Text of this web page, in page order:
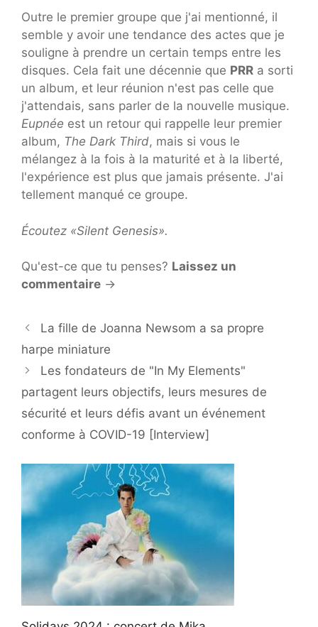
Outre le premier groupe que j'ai mentionné, il
semble y avoir une tendance des actes que je
souligne à prendre un certain temps entre les
disques. Cela fait une décennie que PRR a sorti
un album, et leur réunion n'est pas celle que
j'attendais, sans parler de la nouvelle musique.
Eupnée est un retour qui rappelle leur premier
album, The Dark Third, mais si vous le
mélangez à la fois à la maturité et à la liberté,
l'expérience est plus que jamais présente. J'ai
tellement manqué ce groupe.
Écoutez «Silent Genesis».
Qu'est-ce que tu penses? Laissez un
commentaire →
La fille de Joanna Newsom a sa propre
harpe miniature
Les fondateurs de "In My Elements"
partagent leurs objectifs, leurs mesures de
sécurité et leurs défis avant un événement
conforme à COVID-19 [Interview]